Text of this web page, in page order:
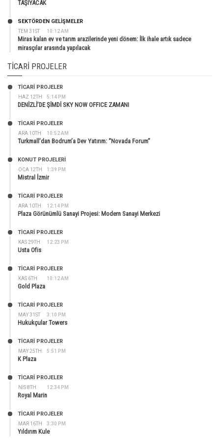
TAŞIYACAK
TEM 31ST 10:12 AM
SEKTÖRDEN GELIŞMELER
Miras kalan ev ve tarım arazilerinde yeni dönem: İlk ihale artık sadece
mirasçılar arasında yapılacak
TICARI PROJELER
HAZ 12TH 5:14 PM
TİCARİ PROJELER
DENİZLİ’DE ŞİMDİ SKY NOW OFFICE ZAMANI
ARA 10TH 10:52 AM
TİCARİ PROJELER
Turkmall’dan Bodrum’a Dev Yatırım: “Novada Forum”
OCA 12TH 1:39 PM
KONUT PROJELERI
Mistral İzmir
ARA 10TH 12:14 PM
TİCARİ PROJELER
Plaza Görünümlü Sanayi Projesi: Modern Sanayi Merkezi
KAS 29TH 12:23 PM
TİCARİ PROJELER
Usta Ofis
KAS 6TH 10:12 AM
TİCARİ PROJELER
Gold Plaza
MAY 31ST 3:10 PM
TİCARİ PROJELER
Hukukçular Towers
MAY 25TH 5:51 PM
TİCARİ PROJELER
K Plaza
NIS 8TH 12:34 PM
TİCARİ PROJELER
Royal Marin
MAR 16TH 3:30 PM
TİCARİ PROJELER
Yıldırım Kule